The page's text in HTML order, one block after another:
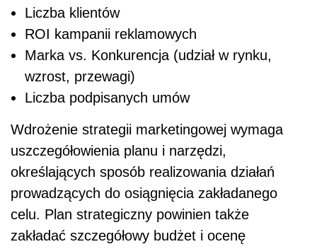
Liczba klientów
ROI kampanii reklamowych
Marka vs. Konkurencja (udział w rynku,
wzrost, przewagi)
Liczba podpisanych umów
Wdrożenie strategii marketingowej wymaga
uszczegółowienia planu i narzędzi,
określających sposób realizowania działań
prowadzących do osiągnięcia zakładanego
celu. Plan strategiczny powinien także
zakładać szczegółowy budżet i ocenę